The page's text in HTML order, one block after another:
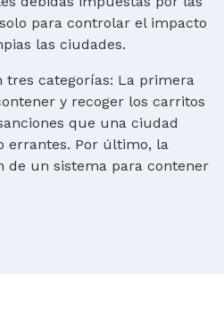
para controlar el impacto
las ciudades.
tres categorías: La primera
y recoger los carritos
que una ciudad
errantes. Por último, la
de un sistema para contener